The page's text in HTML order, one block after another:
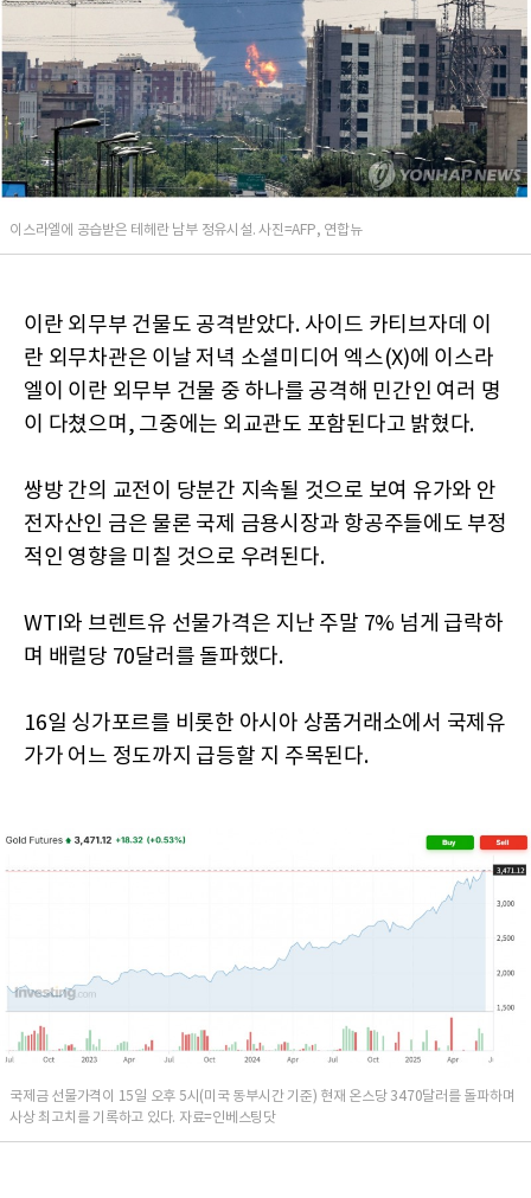
이스라엘에 공습받은 테헤란 남부 정유시설. 사진=AFP, 연합뉴
이란 외무부 건물도 공격받았다. 사이드 카티브자데 이
란 외무차관은 이날 저녁 소셜미디어 엑스(X)에 이스라
엘이 이란 외무부 건물 중 하나를 공격해 민간인 여러 명
이 다쳤으며, 그중에는 외교관도 포함된다고 밝혔다.
쌍방 간의 교전이 당분간 지속될 것으로 보여 유가와 안
전자산인 금은 물론 국제 금용시장과 항공주들에도 부정
적인 영향을 미칠 것으로 우려된다.
WTI와 브렌트유 선물가격은 지난 주말 7% 넘게 급락하
며 배럴당 70달러를 돌파했다.
16일 싱가포르를 비롯한 아시아 상품거래소에서 국제유
가가 어느 정도까지 급등할 지 주목된다.
국제금 선물가격이 15일 오후 5시(미국 동부시간 기준) 현재 온스당 3470달러를 돌파하며
사상 최고치를 기록하고 있다. 자료=인베스팅닷